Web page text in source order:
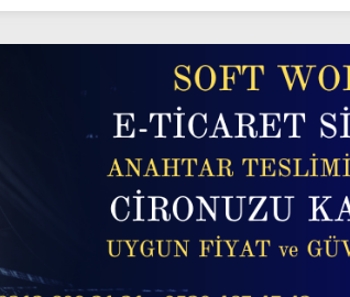
223 konutluk yeni proje geliyor!
otel ve 12 villa geliyor!
Yüzde 10+yüzde 15 indirim!
oturuma hazır daireler!
yüzde 25’e varan indirim